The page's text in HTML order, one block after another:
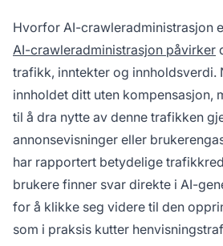
Hvorfor AI-crawleradministrasjon
AI-crawleradministrasjon påvirker
trafikk, inntekter og innholdsverdi.
innholdet ditt uten kompensasjon,
til å dra nytte av denne trafikken
annonsevisninger eller
har rapportert betydelige
brukere finner svar direkte i AI-
for å klikke seg videre til den
som i praksis kutter